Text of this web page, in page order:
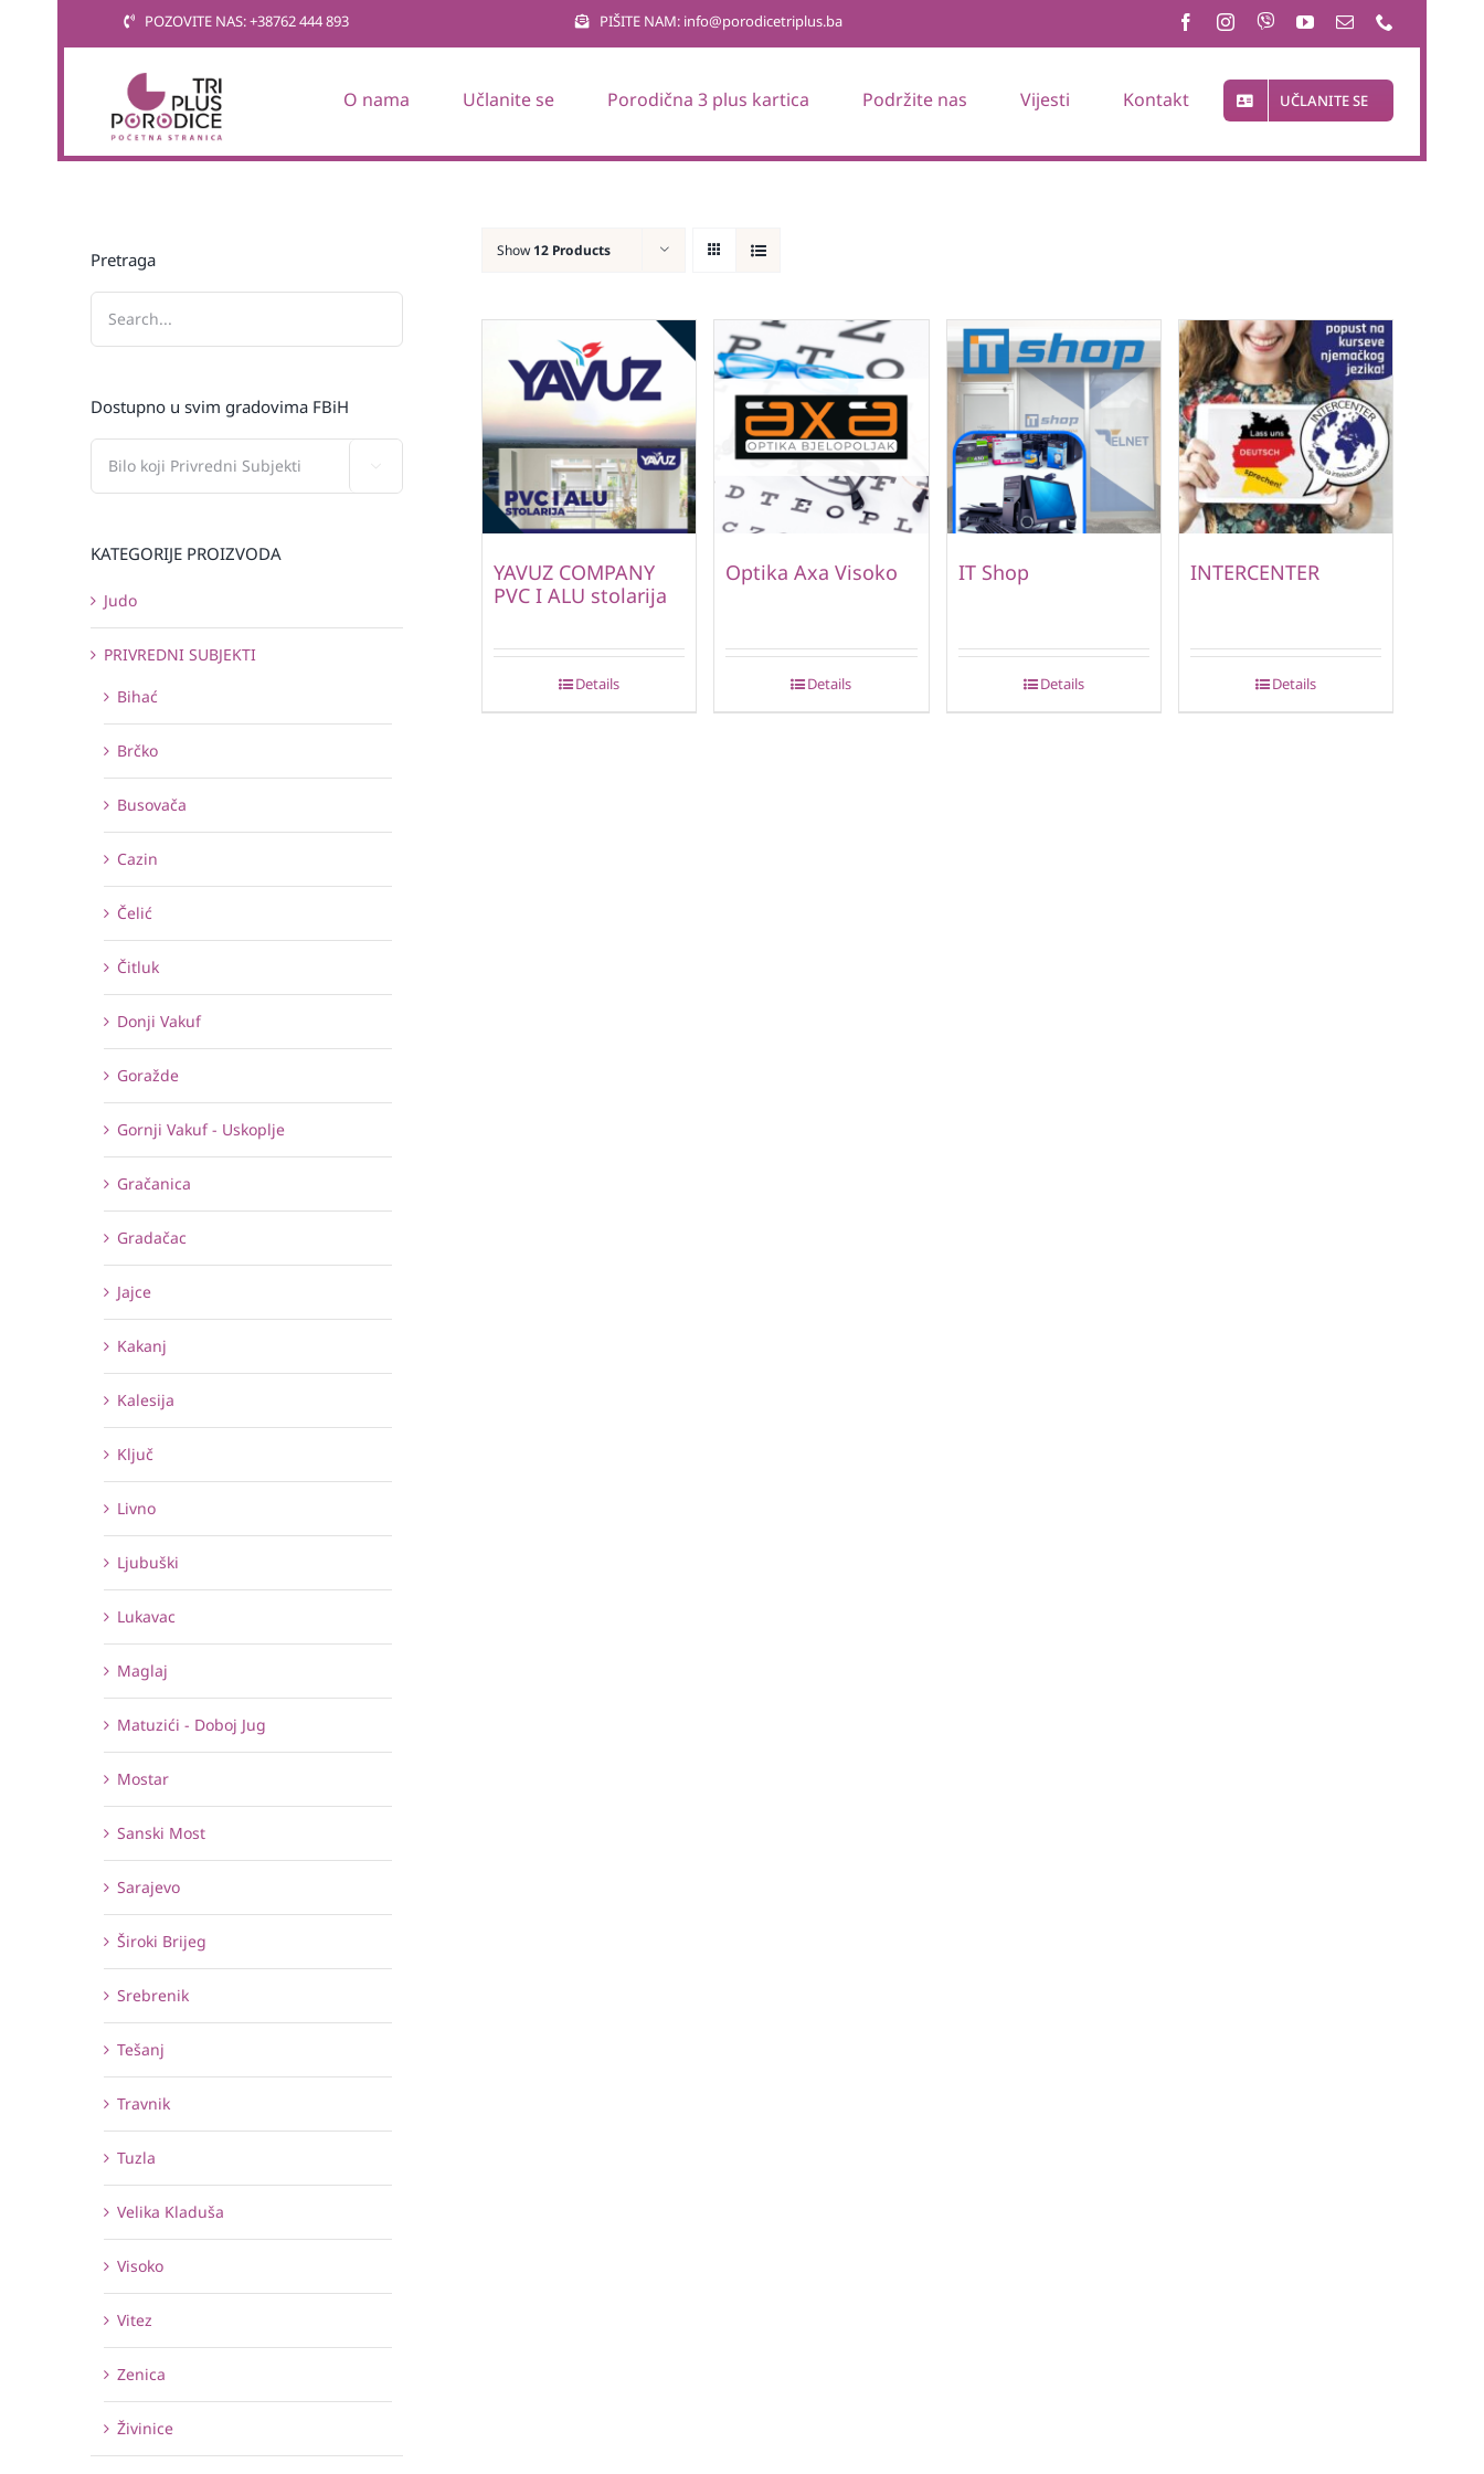
POZOVITE NAS: +38762 444 893 PIŠITE NAM: info@porodicetriplus.ba
O nama Učlanite se Porodična 3 plus kartica Podržite nas Vijesti Kontakt UČLANITE SE
Show 12 Products
YAVUZ COMPANY
PVC I ALU stolarija
Details
Optika Axa Visoko
Details
IT Shop
Details
INTERCENTER
Details
Pretraga
Dostupno u svim gradovima FBiH
KATEGORIJE PROIZVODA
Judo
PRIVREDNI SUBJEKTI
Bihać
Brčko
Busovača
Cazin
Čelić
Čitluk
Donji Vakuf
Goražde
Gornji Vakuf - Uskoplje
Gračanica
Gradačac
Jajce
Kakanj
Kalesija
Ključ
Livno
Ljubuški
Lukavac
Maglaj
Matuzići - Doboj Jug
Mostar
Sanski Most
Sarajevo
Široki Brijeg
Srebrenik
Tešanj
Travnik
Tuzla
Velika Kladuša
Visoko
Vitez
Zenica
Živinice